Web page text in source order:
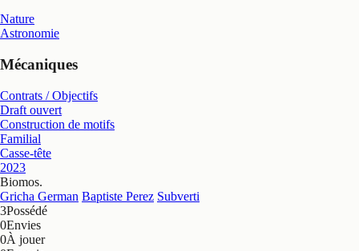
Nature
Astronomie
Mécaniques
Contrats / Objectifs
Draft ouvert
Construction de motifs
Familial
Casse-tête
2023
Biomos.
Gricha German Baptiste Perez Subverti
3Possédé
0Envies
0À jouer